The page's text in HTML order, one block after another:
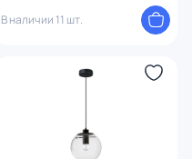
В наличии 11 шт.